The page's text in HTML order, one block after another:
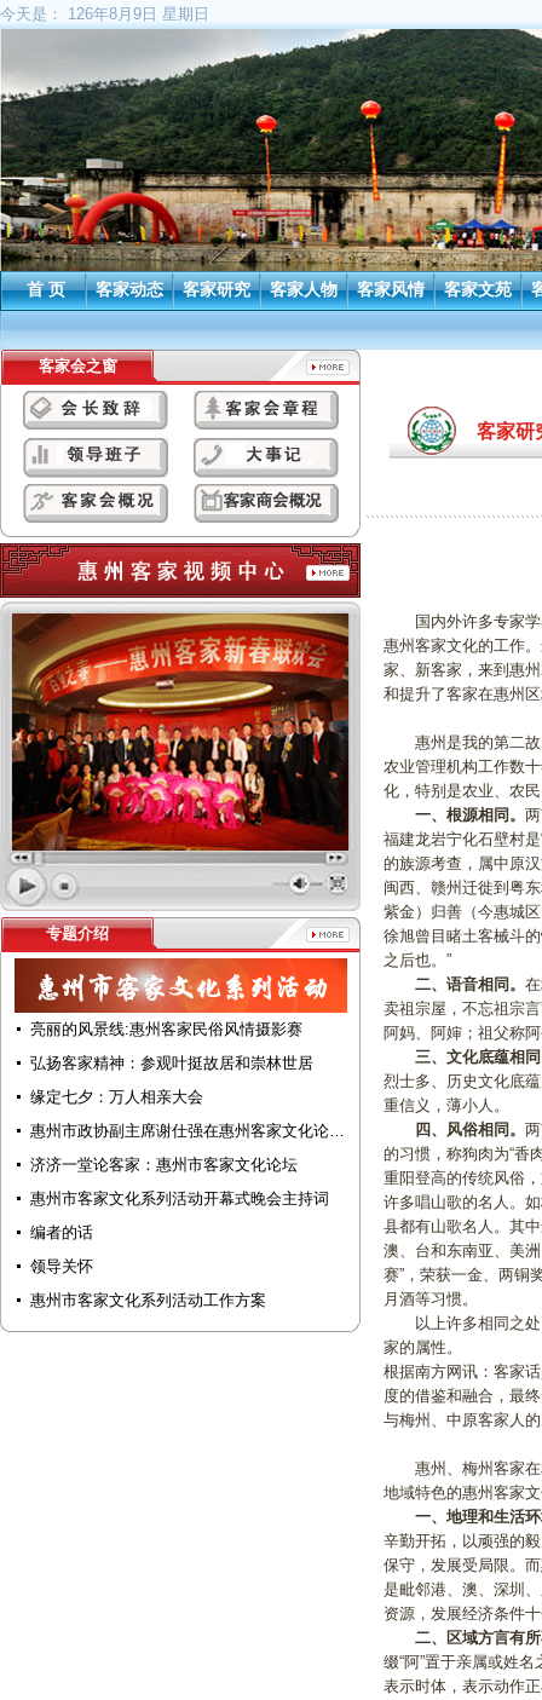
今天是： 126年8月9日 星期日
首 页 客家动态 客家研究 客家人物 客家风情 客家文苑
客家会之窗
专题介绍
亮丽的风景线:惠州客家民俗风情摄影赛
弘扬客家精神：参观叶挺故居和崇林世居
缘定七夕：万人相亲大会
惠州市政协副主席谢仕强在惠州客家文化论…
济济一堂论客家：惠州市客家文化论坛
惠州市客家文化系列活动开幕式晚会主持词
编者的话
领导关怀
惠州市客家文化系列活动工作方案
客家研
国内外许多专家学
惠州客家文化的工作
家、新客家，来到惠
和提升了客家在惠州
惠州是我的第二故
农业管理机构工作数
化，特别是农业、农
一、根源相同。
福建龙岩宁化石壁村是
的族源考查，属中原
闽西、赣州迁徙到粤
紫金）归善（今惠城
徐旭曾目睹土客械斗
之后也。”
二、语音相同。
卖祖宗屋，不忘祖宗
阿妈、阿婶；祖父称
三、文化底蕴相同
烈士多、历史文化底
重信义，薄小人。
四、风俗相同。
的习惯，称狗肉为“香
重阳登高的传统风俗
许多唱山歌的名人。
县都有山歌名人。其
澳、台和东南亚、美
赛”，荣获一金、两铜
月酒等习惯。
以上许多相同之处
家的属性。
根据南方网讯：客家
度的借鉴和融合，最
与梅州、中原客家人
惠州、梅州客家在
地域特色的惠州客家
一、地理和生活环
辛勤开拓，以顽强的
保守，发展受局限。
是毗邻港、澳、深圳
资源，发展经济条件
二、区域方言有所
缀“阿”置于亲属或姓
表示时体，表示动作正